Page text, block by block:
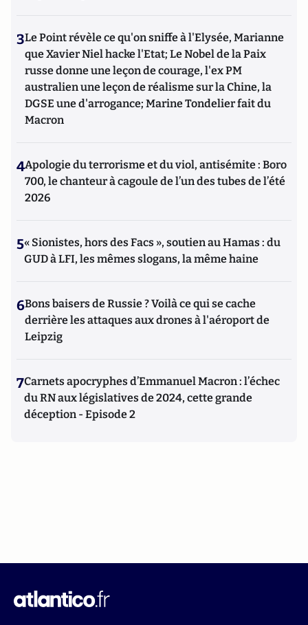
3Le Point révèle ce qu'on sniffe à l'Elysée, Marianne
que Xavier Niel hacke l'Etat; Le Nobel de la Paix
russe donne une leçon de courage, l'ex PM
australien une leçon de réalisme sur la Chine, la
DGSE une d'arrogance; Marine Tondelier fait du
Macron
4Apologie du terrorisme et du viol, antisémite : Boro
700, le chanteur à cagoule de l’un des tubes de l’été
2026
5« Sionistes, hors des Facs », soutien au Hamas : du
GUD à LFI, les mêmes slogans, la même haine
6Bons baisers de Russie ? Voilà ce qui se cache
derrière les attaques aux drones à l'aéroport de
Leipzig
7Carnets apocryphes d’Emmanuel Macron : l’échec
du RN aux législatives de 2024, cette grande
déception - Episode 2